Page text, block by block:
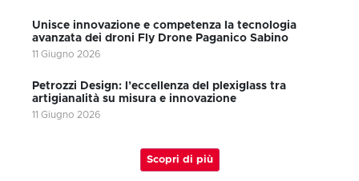
Unisce innovazione e competenza la tecnologia
avanzata dei droni Fly Drone Paganico Sabino
11 Giugno 2026
Petrozzi Design: l’eccellenza del plexiglass tra
artigianalità su misura e innovazione
11 Giugno 2026
Scopri di più